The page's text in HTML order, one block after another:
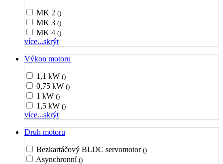
MK 2 ()
MK 3 ()
MK 4 ()
více...skrýt
Výkon motoru
1,1 kW ()
0,75 kW ()
1 kW ()
1,5 kW ()
více...skrýt
Druh motoru
Bezkartáčový BLDC servomotor ()
Asynchronní ()